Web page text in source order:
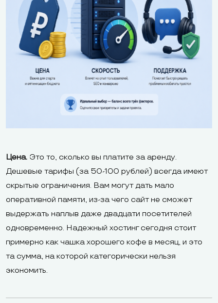
Цена. Это то, сколько вы платите за аренду.
Дешевые тарифы (за 50-100 рублей) всегда имеют
скрытые ограничения. Вам могут дать мало
оперативной памяти, из-за чего сайт не сможет
выдержать наплыв даже двадцати посетителей
одновременно. Надежный хостинг сегодня стоит
примерно как чашка хорошего кофе в месяц, и это
та сумма, на которой категорически нельзя
экономить.